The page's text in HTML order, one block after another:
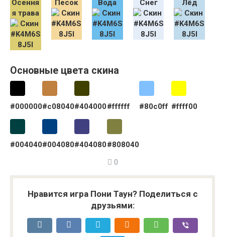
Осення
я трава
Песок Вода Снег Лёд
Основные цвета скина
#000000#c08040#404000#ffffff #80c0ff #ffff00
#004040#004080#404080#808040
0
Нравится игра Пони Таун? Поделиться с
друзьями: